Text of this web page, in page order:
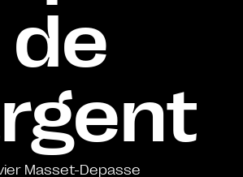
de
Masset-Depasse